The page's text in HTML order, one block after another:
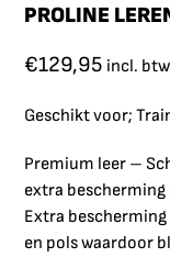
PROLINE
€129,95 incl.
Geschikt voor;
Premium leer –
extra
Extra
en pols waardoor